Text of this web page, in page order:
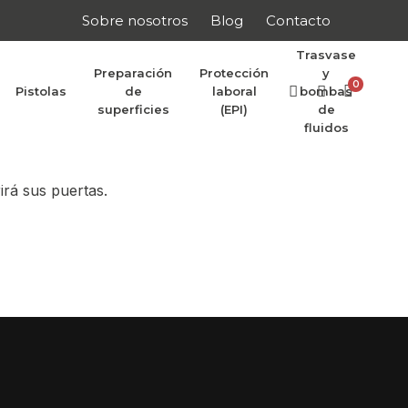
Sobre nosotros Blog Contacto
Pistolas
Preparación
de
superficies
Protección
laboral
(EPI)
Trasvase
y
bombas
de
fluidos
0
anunciar
sus puertas.